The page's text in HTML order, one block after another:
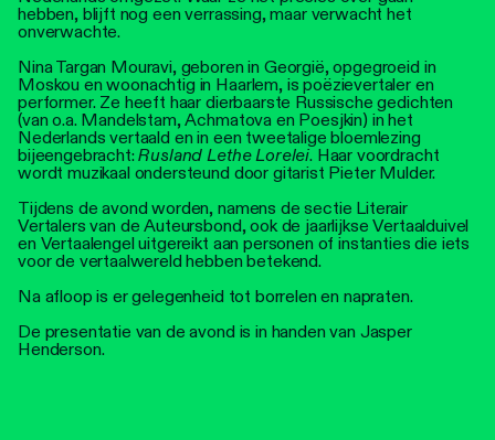
hebben, blijft nog een verrassing, maar verwacht het
onverwachte.
Nina Targan Mouravi, geboren in Georgië, opgegroeid in
Moskou en woonachtig in Haarlem, is poëzievertaler en
performer. Ze heeft haar dierbaarste Russische gedichten
(van o.a. Mandelstam, Achmatova en Poesjkin) in het
Nederlands vertaald en in een tweetalige bloemlezing
bijeengebracht:Rusland Lethe Lorelei. Haar voordracht
wordt muzikaal ondersteund door gitarist Pieter Mulder.
Tijdens de avond worden, namens de sectie Literair
Vertalers van de Auteursbond, ook de jaarlijkse Vertaalduivel
en Vertaalengel uitgereikt aan personen of instanties die iets
voor de vertaalwereld hebben betekend.
Na afloop is er gelegenheid tot borrelen en napraten.
De presentatie van de avond is in handen van Jasper
Henderson.